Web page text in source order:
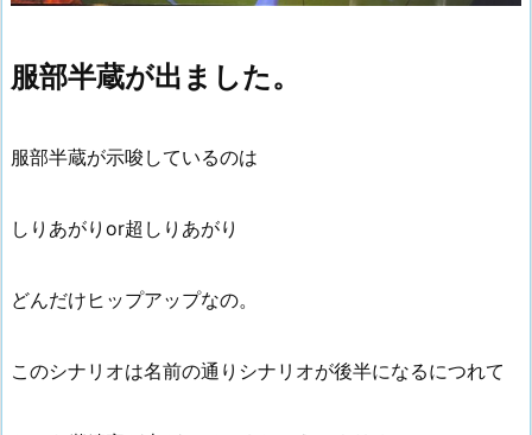
服部半蔵が出ました。
服部半蔵が示唆しているのは
しりあがりor超しりあがり
どんだけヒップアップなの。
このシナリオは名前の通りシナリオが後半になるにつれて